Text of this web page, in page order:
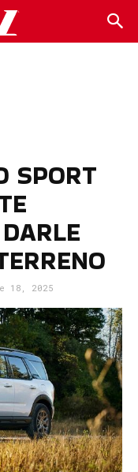
SPORT
18, 2025